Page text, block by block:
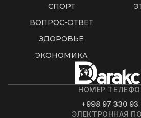
СПОРТ
ВОПРОС-ОТВЕТ
ЗДОРОВЬЕ
ЭКОНОМИКА
НОМЕР
+998 97 330 93
ЭЛЕКТРОННАЯ